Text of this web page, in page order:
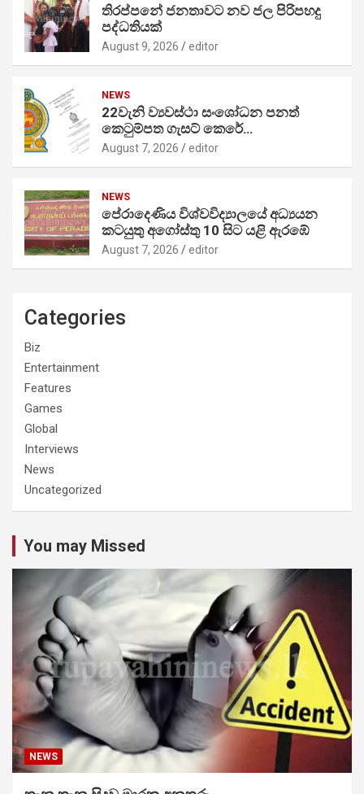
තිරප්පනේ ජනතාවට නව ජල පිරිපහදු
පද්ධතියක්
August 9, 2026 editor
NEWS
22වැනි ව්‍යවස්ථා සංශෝධන පනත්
කෙටුම්පත ගැසට් කෙරේ…
August 7, 2026 editor
NEWS
පේරාදෙණිය විශ්වවිද්‍යාලයේ අධ්‍යයන
කටයුතු අගෝස්තු 10 සිට යළි ඇරඹේ
August 7, 2026 editor
Categories
Biz
Entertainment
Features
Games
Global
Interviews
News
Uncategorized
You may Missed
NEWS